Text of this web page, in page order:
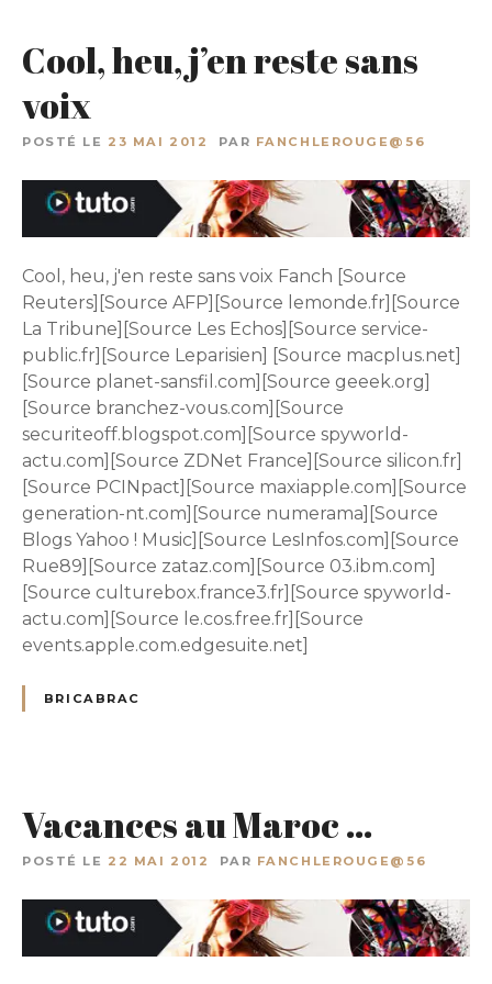
Cool, heu, j’en reste sans
voix
POSTÉ LE 23 MAI 2012 PAR FANCHLEROUGE@56
Cool, heu, j'en reste sans voix Fanch [Source
Reuters][Source AFP][Source lemonde.fr][Source
La Tribune][Source Les Echos][Source service-
public.fr][Source Leparisien] [Source macplus.net]
[Source planet-sansfil.com][Source geeek.org]
[Source branchez-vous.com][Source
securiteoff.blogspot.com][Source spyworld-
actu.com][Source ZDNet France][Source silicon.fr]
[Source PCINpact][Source maxiapple.com][Source
generation-nt.com][Source numerama][Source
Blogs Yahoo ! Music][Source LesInfos.com][Source
Rue89][Source zataz.com][Source 03.ibm.com]
[Source culturebox.france3.fr][Source spyworld-
actu.com][Source le.cos.free.fr][Source
events.apple.com.edgesuite.net]
BRICABRAC
Vacances au Maroc …
POSTÉ LE 22 MAI 2012 PAR FANCHLEROUGE@56